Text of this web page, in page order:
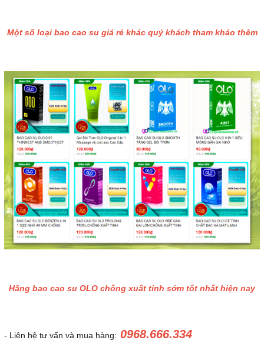
Một số loại bao cao su giá rẻ khác quý khách tham khảo thêm
Hãng bao cao su OLO chống xuất tinh sớm tốt nhất hiện nay
- Liên hệ tư vấn và mua hàng: 0968.666.334